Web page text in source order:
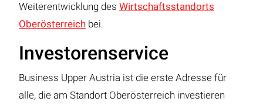
Weiterentwicklung des Wirtschaftsstandorts
Oberösterreich bei.
Investorenservice
Business Upper Austria ist die erste Adresse für
alle, die am Standort Oberösterreich investieren